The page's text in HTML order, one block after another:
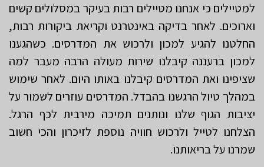
למטיילים כי אנחנו מטיילים רבות בעיקר במסלולים קשים
וארוכים. לאחר בדיקה באינטרנט וקריאת ביקורות רבות,
החלטנו להגיע למכון ולרכוש את המדרסים. כשהגענו
למכון ברעננה קיבלנו שירות מעולה הרבה מעבר למה
שציפינו ואת המדרסים קיבלנו באותו היום. לאחר שימוש
במהלך טיול הרגשנו בהבדל. המדרסים עוזרים לשמור על
יציבות הגוף שלנו ונותנים תמיכה מירבית לכף הרגל.
הצלחנו לטייל ולרכוש חוויה נוספת לזיכרון והכי חשוב
שמרנו על בריאותנו.